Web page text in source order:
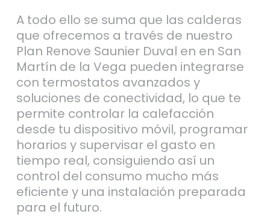
A todo ello se suma que las calderas
que ofrecemos a través de nuestro
Plan Renove Saunier Duval en en San
Martín de la Vega pueden integrarse
con termostatos avanzados y
soluciones de conectividad, lo que te
permite controlar la calefacción
desde tu dispositivo móvil, programar
horarios y supervisar el gasto en
tiempo real, consiguiendo así un
control del consumo mucho más
eficiente y una instalación preparada
para el futuro.